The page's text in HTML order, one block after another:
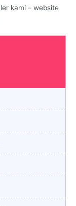
kami – website